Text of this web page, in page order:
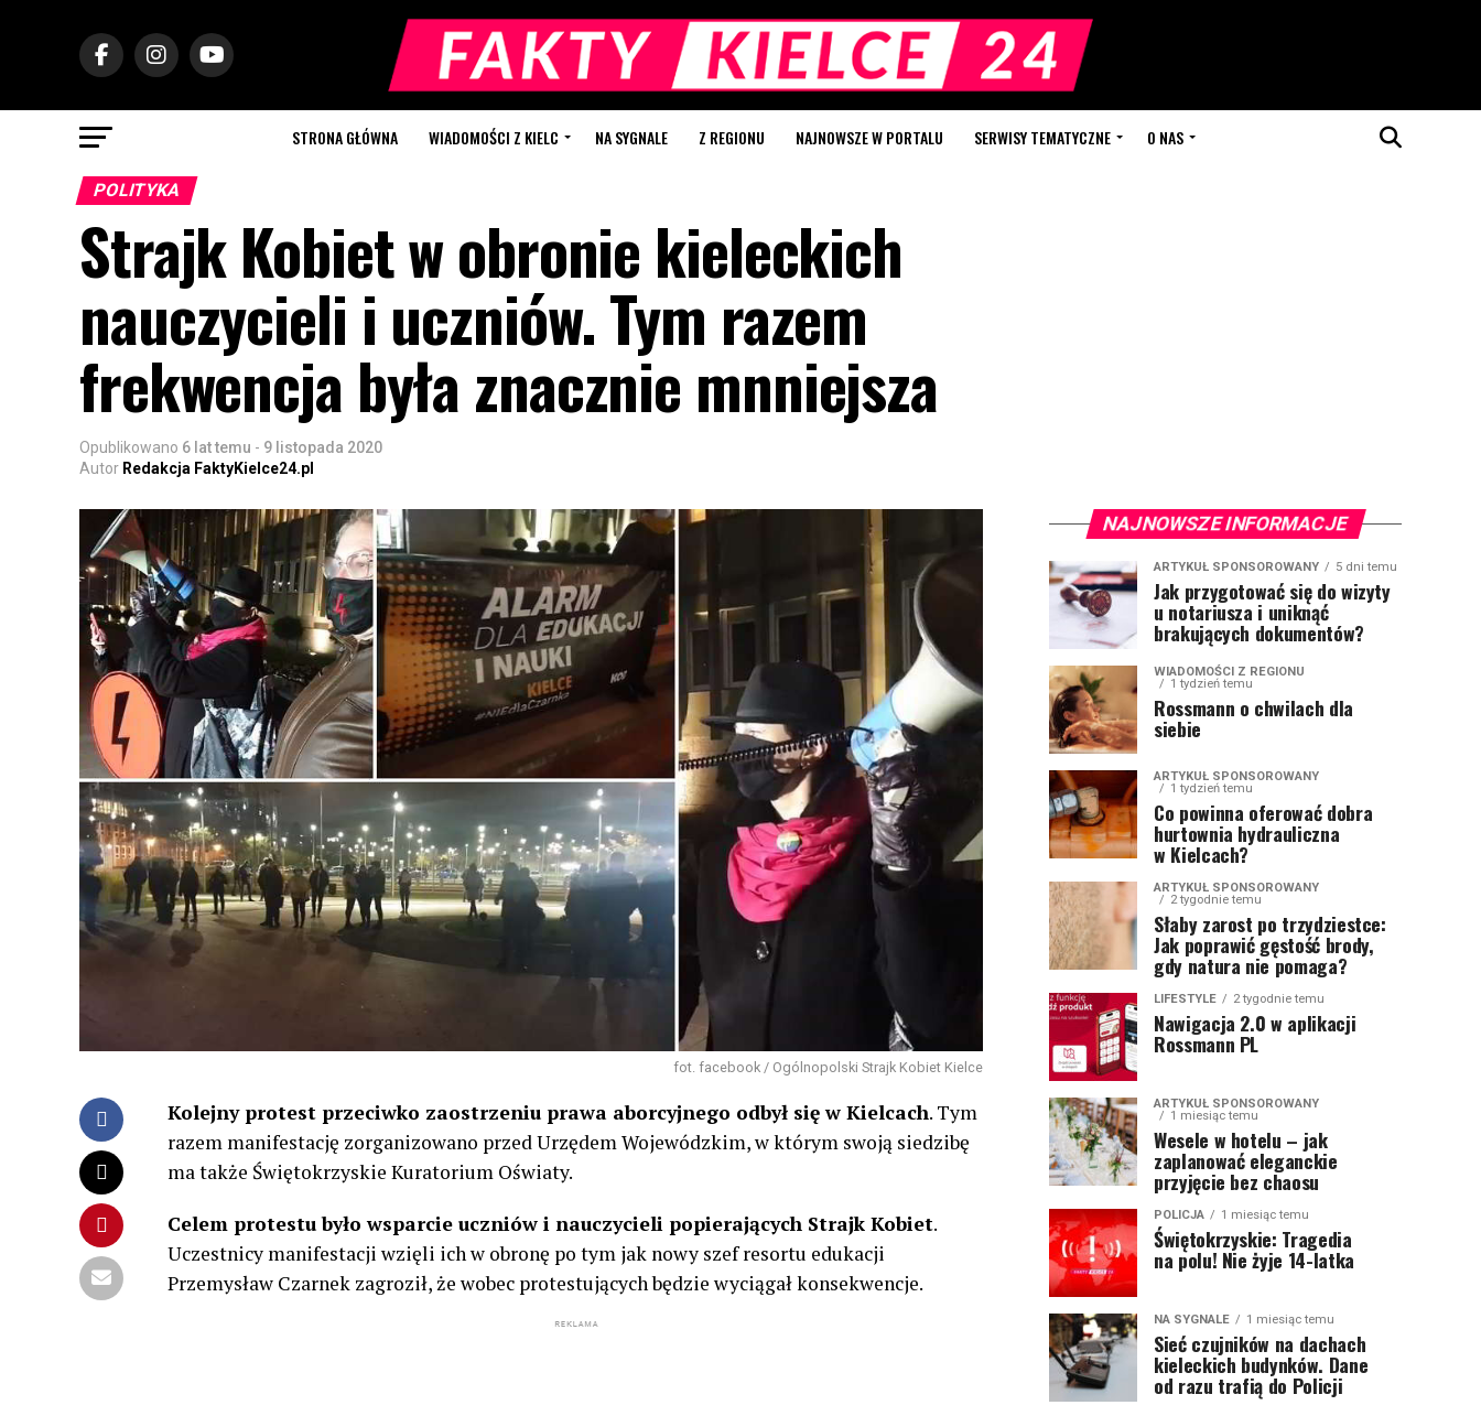
STRONA GŁÓWNA WIADOMOŚCI Z KIELC NA SYGNALE Z REGIONU NAJNOWSZE W PORTALU SERWISY TEMATYCZNE O NAS
POLITYKA
Strajk Kobiet w obronie kieleckich
nauczycieli i uczniów. Tym razem
frekwencja była znacznie mnniejsza
Opublikowano 6 lat temu - 9 listopada 2020
Autor Redakcja FaktyKielce24.pl
fot. facebook / Ogólnopolski Strajk Kobiet Kielce
Kolejny protest przeciwko zaostrzeniu prawa aborcyjnego odbył się w Kielcach. Tym
razem manifestację zorganizowano przed Urzędem Wojewódzkim, w którym swoją siedzibę
ma także Świętokrzyskie Kuratorium Oświaty.
Celem protestu było wsparcie uczniów i nauczycieli popierających Strajk Kobiet.
Uczestnicy manifestacji wzięli ich w obronę po tym jak nowy szef resortu edukacji
Przemysław Czarnek zagroził, że wobec protestujących będzie wyciągał konsekwencje.
NAJNOWSZE INFORMACJE
ARTYKUŁ SPONSOROWANY 5 dni temu
Jak przygotować się do wizyty
u notariusza i uniknąć
brakujących dokumentów?
WIADOMOŚCI Z REGIONU
1 tydzień temu
Rossmann o chwilach dla
siebie
ARTYKUŁ SPONSOROWANY
1 tydzień temu
Co powinna oferować dobra
hurtownia hydrauliczna
w Kielcach?
ARTYKUŁ SPONSOROWANY
2 tygodnie temu
Słaby zarost po trzydziestce:
Jak poprawić gęstość brody,
gdy natura nie pomaga?
LIFESTYLE 2 tygodnie temu
Nawigacja 2.0 w aplikacji
Rossmann PL
ARTYKUŁ SPONSOROWANY
1 miesiąc temu
Wesele w hotelu – jak
zaplanować eleganckie
przyjęcie bez chaosu
POLICJA 1 miesiąc temu
Świętokrzyskie: Tragedia
na polu! Nie żyje 14-latka
NA SYGNALE 1 miesiąc temu
Sieć czujników na dachach
kieleckich budynków. Dane
od razu trafią do Policji